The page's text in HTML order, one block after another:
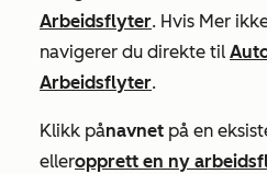
Arbeidsflyter. Hvis Mer
navigerer du direkte til
Arbeidsflyter.
Klikk pånavnet på en
elleropprett en ny